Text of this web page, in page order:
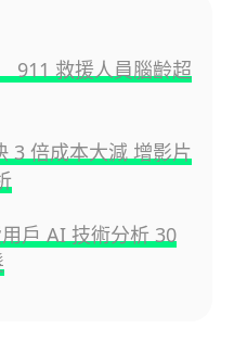
911 救援人員腦齡超
3 倍成本大減 增影片
戶 AI 技術分析 30